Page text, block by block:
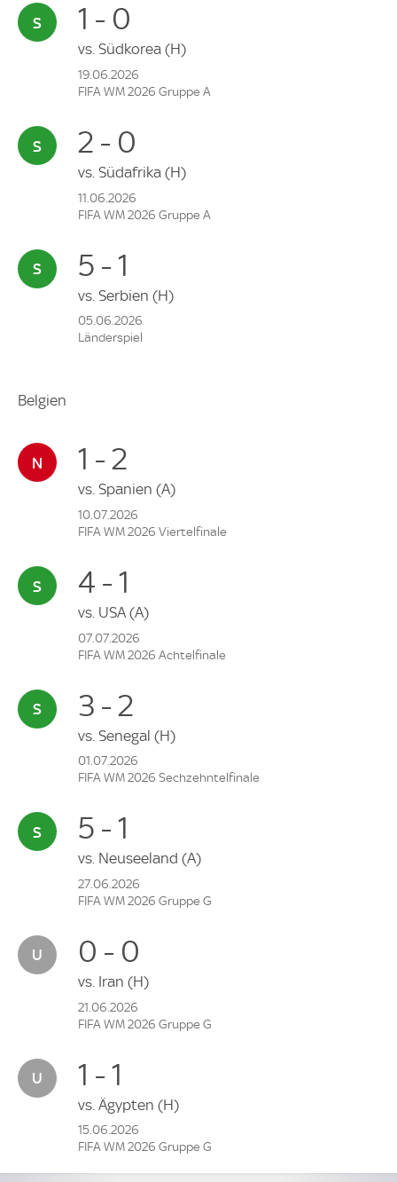
1 - 0
vs. Südkorea (H)
19.06.2026
FIFA WM 2026 Gruppe A
2 - 0
vs. Südafrika (H)
11.06.2026
FIFA WM 2026 Gruppe A
5 - 1
vs. Serbien (H)
05.06.2026
Länderspiel
Belgien
1 - 2
vs. Spanien (A)
10.07.2026
FIFA WM 2026 Viertelfinale
4 - 1
vs. USA (A)
07.07.2026
FIFA WM 2026 Achtelfinale
3 - 2
vs. Senegal (H)
01.07.2026
FIFA WM 2026 Sechzehntelfinale
5 - 1
vs. Neuseeland (A)
27.06.2026
FIFA WM 2026 Gruppe G
0 - 0
vs. Iran (H)
21.06.2026
FIFA WM 2026 Gruppe G
1 - 1
vs. Ägypten (H)
15.06.2026
FIFA WM 2026 Gruppe G